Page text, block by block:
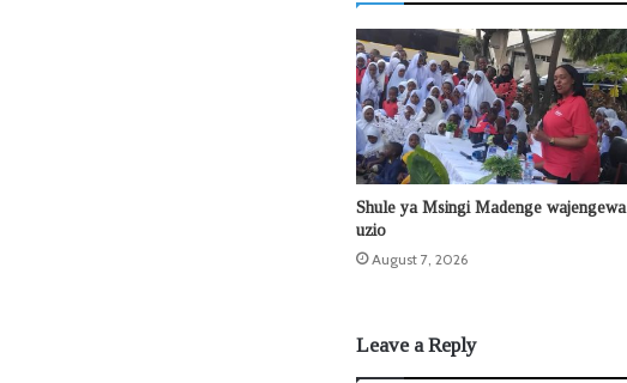
Shule ya Msingi Madenge wajengewa
uzio
August 7, 2026
Leave a Reply